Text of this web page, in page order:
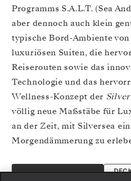
Programms S.A.L.T. (Sea
aber dennoch auch klein
typische Bord-Ambiente
luxuriösen Suiten, die
Reiserouten sowie das
Technologie und das
Wellness-Konzept der
völlig neue Maßstäbe für
an der Zeit, mit Silversea
Morgendämmerung zu
KREUZFAHRT BUCHEN